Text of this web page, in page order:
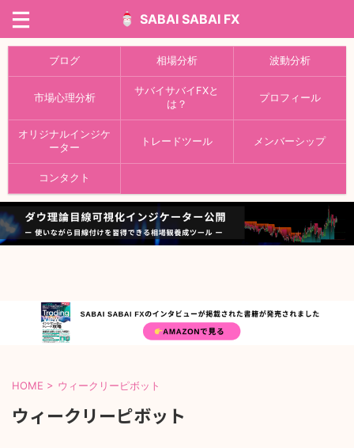
SABAI SABAI FX
ブログ 相場分析 波動分析
市場心理分析
サバイサバイFXと
は？
プロフィール
オリジナルインジケ
ーター
トレードツール メンバーシップ
コンタクト
HOME > ウィークリーピボット
ウィークリーピボット